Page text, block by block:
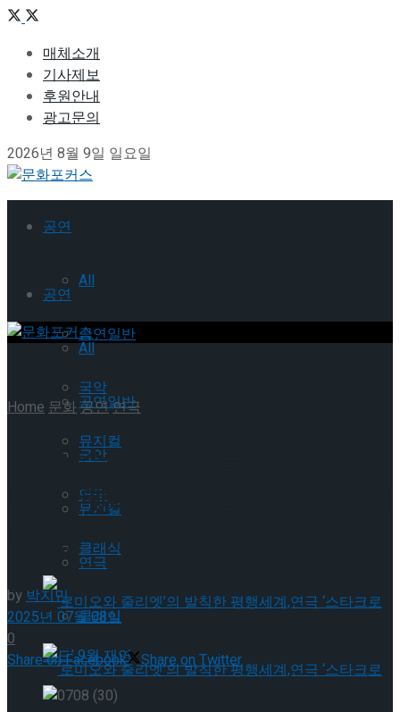
매체소개
기사제보
후원안내
광고문의
2026년 8월 9일 일요일
공연
All
공연일반
국악
뮤지컬
연극
클래식
공연
All
공연일반
국악
뮤지컬
연극
클래식
Home문화공연연극
[현장스케치] 권슬아-천우진,
연극 ‘렛미인’… “얼어붙은 스웨
덴 숲”
by박지민
2025년 07월 08일
0
Share on Facebook
Share on Twitter